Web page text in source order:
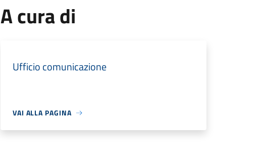
A cura di
Ufficio comunicazione
VAI ALLA PAGINA